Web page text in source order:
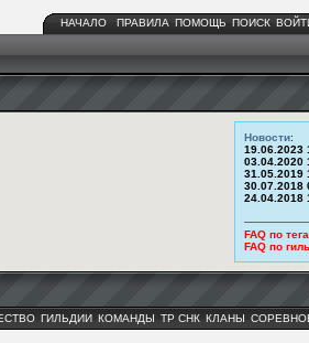
НАЧАЛО ПРАВИЛА ПОМОЩЬ ПОИСК
Новости:
19.06.2023
03.04.2020
31.05.2019
30.07.2018
24.04.2018
FAQ по
FAQ по
ГИЛЬДИИ КОМАНДЫ ТР СНК КЛАНЫ